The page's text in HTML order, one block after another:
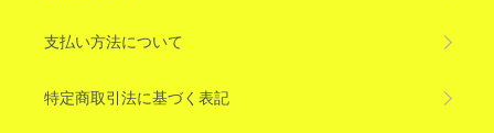
支払い方法について
特定商取引法に基づく表記